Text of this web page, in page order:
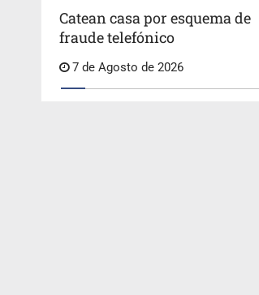
Catean casa por esquema de
fraude telefónico
7 de Agosto de 2026